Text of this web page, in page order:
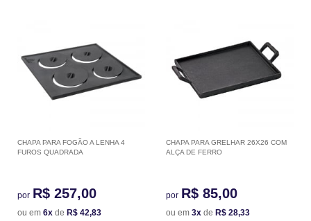
CHAPA PARA FOGÃO A LENHA 4
FUROS QUADRADA
por R$ 257,00
ou em 6x de R$ 42,83
CHAPA PARA GRELHAR 26X26 COM
ALÇA DE FERRO
por R$ 85,00
ou em 3x de R$ 28,33